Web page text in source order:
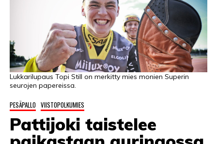
Lukkarilupaus Topi Still on merkitty mies monien Superin
seurojen papereissa.
PESÄPALLO VIISTOPOLKUMIES
Pattijoki taistelee
JALKAPALLO
EM2021
Huuhkajat
Veikkausliiga
Valioliiga
Muut sarjat
JÄÄKIEKKO
PESÄPALLO
LINTU VAI KALA
46 DENTON ROAD